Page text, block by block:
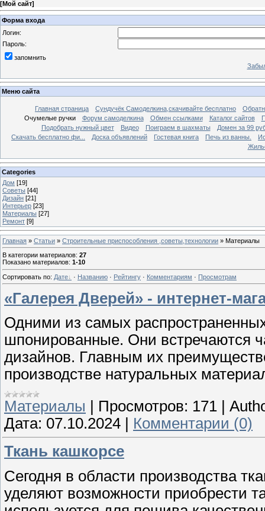
[Мой сайт]
Форма входа
Логин:
Пароль:
запомнить
Меню сайта
Главная страница Сундучёк Самоделкина,скачивайте бесплатно
Очумелые ручки
Форум самоделкина Обмен ссылками Каталог сайтов
Подобрать нужный цвет
Видео Поиграем в шахматы
Домен за 99
Скачать бесплатно фи...
Доска объявлений Гостевая книга Печь из ванны.
Categories
Дом [19]
Советы [44]
Дизайн [21]
Интерьер [23]
Материалы [27]
Ремонт [9]
Главная » Статьи » Строительные приспособления ,советы,технологии » Материалы
В категории материалов: 27
Показано материалов: 1-10
Сортировать по: Дате · Названию · Рейтингу · Комментариям · Просмотрам
«Галерея Дверей» - интернет-
Одними из самых
шпонированные. Они встречаются
дизайнов. Главным их
производстве натуральных
Материалы
Просмотров: 171
Дата: 07.10.2024
Комментарии (0)
Ткань кашкорсе
Сегодня в области производства
уделяют возможности приобрести